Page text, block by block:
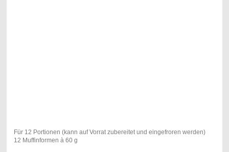
Für 12 Portionen (kann auf Vorrat zubereitet und eingefroren werden)
12 Muffinformen à 60 g